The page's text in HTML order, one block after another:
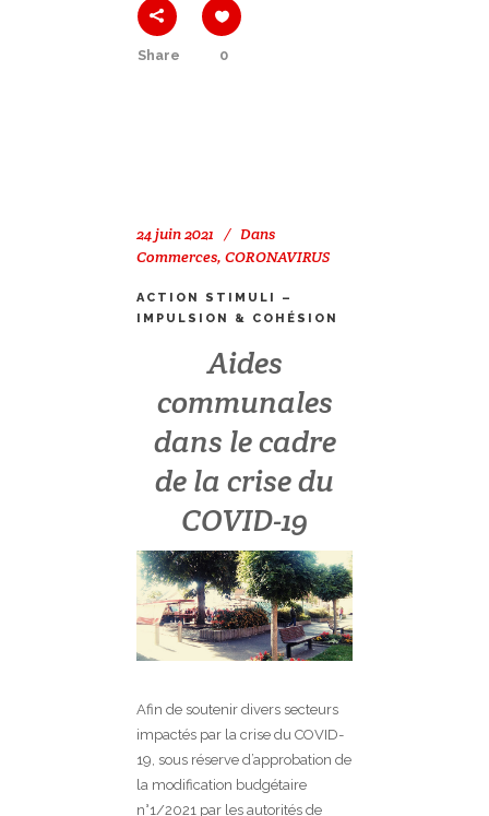
Share 0
24 juin 2021
Dans
Commerces, CORONAVIRUS
ACTION STIMULI –
IMPULSION & COHÉSION
Aides
communales
dans le cadre
de la crise du
COVID-19
Afin de soutenir divers secteurs
impactés par la crise du COVID-
19, sous réserve d’approbation de
la modification budgétaire
n°1/2021 par les autorités de